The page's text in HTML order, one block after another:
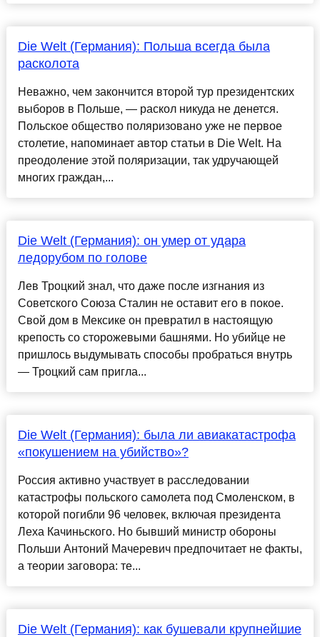
Die Welt (Германия): Польша всегда была
расколота
Неважно, чем закончится второй тур президентских
выборов в Польше, — раскол никуда не денется.
Польское общество поляризовано уже не первое
столетие, напоминает автор статьи в Die Welt. На
преодоление этой поляризации, так удручающей
многих граждан,...
Die Welt (Германия): он умер от удара
ледорубом по голове
Лев Троцкий знал, что даже после изгнания из
Советского Союза Сталин не оставит его в покое.
Свой дом в Мексике он превратил в настоящую
крепость со сторожевыми башнями. Но убийце не
пришлось выдумывать способы пробраться внутрь
— Троцкий сам пригла...
Die Welt (Германия): была ли авиакатастрофа
«покушением на убийство»?
Россия активно участвует в расследовании
катастрофы польского самолета под Смоленском, в
которой погибли 96 человек, включая президента
Леха Качиньского. Но бывший министр обороны
Польши Антоний Мачеревич предпочитает не факты,
а теории заговора: те...
Die Welt (Германия): как бушевали крупнейшие